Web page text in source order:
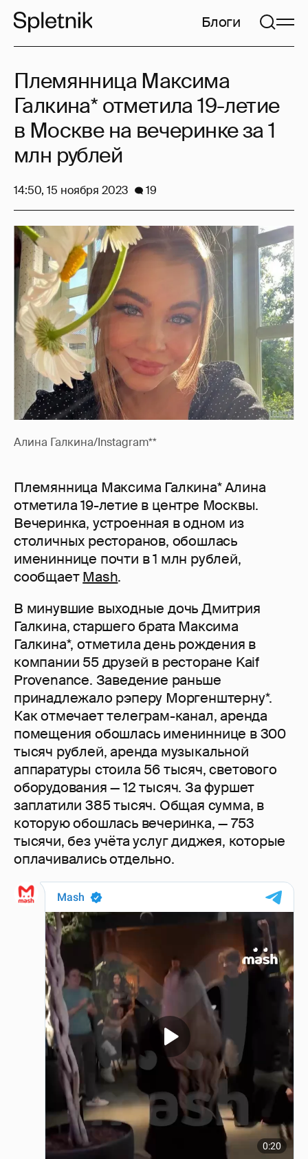
Блоги
Алина Галкина/Instagram**
Племянница Максима Галкина* Алина
отметила 19-летие в центре Москвы.
Вечеринка, устроенная в одном из
столичных ресторанов, обошлась
имениннице почти в 1 млн рублей,
сообщаетMash.
В минувшие выходные дочь Дмитрия
Галкина, старшего брата Максима
Галкина*, отметила день рождения в
компании 55 друзей в ресторане Kaif
Provenance. Заведение раньше
принадлежало рэперу Моргенштерну*.
Как отмечает телеграм-канал, аренда
помещения обошлась имениннице в 300
тысяч рублей, аренда музыкальной
аппаратуры стоила 56 тысяч, светового
оборудования — 12 тысяч. За фуршет
заплатили 385 тысяч. Общая сумма, в
которую обошлась вечеринка, — 753
тысячи, без учёта услуг диджея, которые
оплачивались отдельно.
Племянница Максима
Галкина* отметила 19-летие
в Москве на вечеринке за 1
млн рублей
14:50, 15 ноября 2023 19